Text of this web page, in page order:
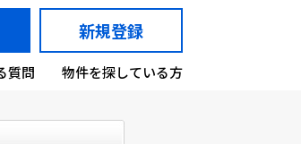
新規登録
質問 物件を探している方